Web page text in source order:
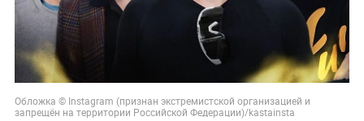
Обложка © Instagram (признан экстремистской организацией и
запрещён на территории Российской Федерации)/kastainsta